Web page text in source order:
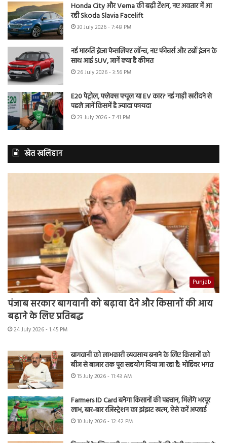
Honda City और Verna की बढ़ी टेंशन, नए अवतार में आ
रही Skoda Slavia Facelift
30 July 2026 - 7:48 PM
नई मारुति ब्रेजा फेसलिफ्ट लॉन्च, नए फीचर्स और टर्बो इंजन के
साथ आई SUV, जानें क्या है कीमत
26 July 2026 - 3:56 PM
E20 पेट्रोल, फ्लेक्स फ्यूल या EV कार? नई गाड़ी खरीदने से
पहले जानें किसमें है ज्यादा फायदा
23 July 2026 - 7:41 PM
खेत खलिहान
Punjab
पंजाब सरकार बागवानी को बढ़ावा देने और किसानों की आय
बढ़ाने के लिए प्रतिबद्ध
24 July 2026 - 1:45 PM
बागवानी को लाभकारी व्यवसाय बनाने के लिए किसानों को
बीज से बाजार तक पूरा सहयोग दिया जा रहा है: मोहिंदर भगत
15 July 2026 - 11:43 AM
Farmers ID Card बनेगा किसानों की पहचान, मिलेंगे भरपूर
लाभ, बार-बार रजिस्ट्रेशन का झंझट खत्म, ऐसे करें अप्लाई
10 July 2026 - 12:42 PM